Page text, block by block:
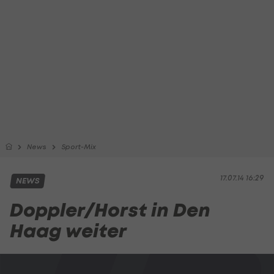
News Sport-Mix
17.07.14 16:29
NEWS
Doppler/Horst in Den
Haag weiter